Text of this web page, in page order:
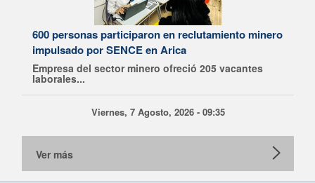
600 personas participaron en reclutamiento minero
impulsado por SENCE en Arica
Empresa del sector minero ofreció 205 vacantes
laborales...
Viernes, 7 Agosto, 2026 - 09:35
Ver más